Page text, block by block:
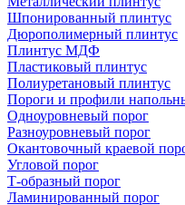
Шпонированный плинтус
Дюрополимерный плинтус
Плинтус МДФ
Пластиковый плинтус
Полиуретановый плинтус
Пороги и профили
Одноуровневый порог
Разноуровневый порог
Окантовочный краевой
Угловой порог
Т-образный порог
Ламинированный порог